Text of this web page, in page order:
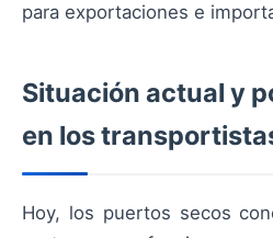
para exportaciones e
Situación actual y
en los
Hoy, los puertos secos